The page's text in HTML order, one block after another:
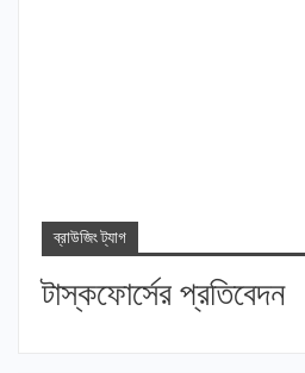
ব্রাউজিং ট্যাগ
টাস্কফোর্সের প্রতিবেদন